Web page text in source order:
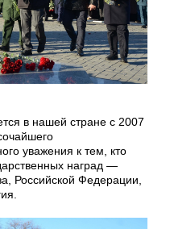
в нашей стране с 2007
уважения к тем, кто
наград —
Российской Федерации,